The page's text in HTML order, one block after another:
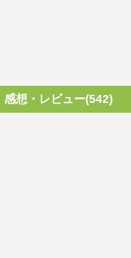
感想・レビュー(542)